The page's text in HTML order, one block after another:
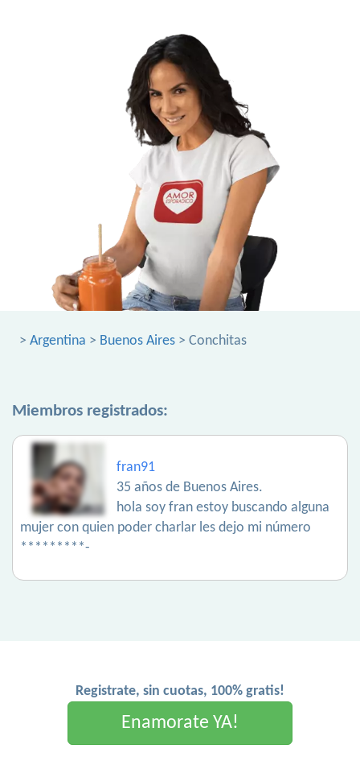
> Argentina > Buenos Aires > Conchitas
Miembros registrados:
fran91
35 años de Buenos Aires.
hola soy fran estoy buscando alguna
mujer con quien poder charlar les dejo mi número
*********-
Registrate, sin cuotas, 100% gratis!
Enamorate YA!